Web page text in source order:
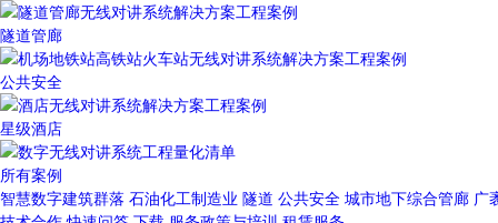
隧道管廊
公共安全
星级酒店
所有案例
智慧数字建筑群落 石油化工制造业 隧道 公共安全 城市地下综合管廊 广